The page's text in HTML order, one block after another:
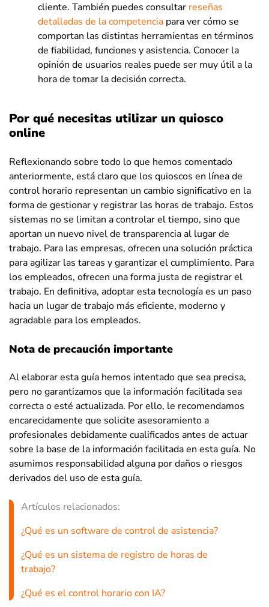
cliente. También puedes consultar reseñas
detalladas de la competencia para ver cómo se
comportan las distintas herramientas en términos
de fiabilidad, funciones y asistencia. Conocer la
opinión de usuarios reales puede ser muy útil a la
hora de tomar la decisión correcta.
Por qué necesitas utilizar un quiosco
online
Reflexionando sobre todo lo que hemos comentado
anteriormente, está claro que los quioscos en línea de
control horario representan un cambio significativo en la
forma de gestionar y registrar las horas de trabajo. Estos
sistemas no se limitan a controlar el tiempo, sino que
aportan un nuevo nivel de transparencia al lugar de
trabajo. Para las empresas, ofrecen una solución práctica
para agilizar las tareas y garantizar el cumplimiento. Para
los empleados, ofrecen una forma justa de registrar el
trabajo. En definitiva, adoptar esta tecnología es un paso
hacia un lugar de trabajo más eficiente, moderno y
agradable para los empleados.
Nota de precaución importante
Al elaborar esta guía hemos intentado que sea precisa,
pero no garantizamos que la información facilitada sea
correcta o esté actualizada. Por ello, le recomendamos
encarecidamente que solicite asesoramiento a
profesionales debidamente cualificados antes de actuar
sobre la base de la información facilitada en esta guía. No
asumimos responsabilidad alguna por daños o riesgos
derivados del uso de esta guía.
Artículos relacionados:
¿Qué es un software de control de asistencia?
¿Qué es un sistema de registro de horas de
trabajo?
¿Qué es el control horario con IA?